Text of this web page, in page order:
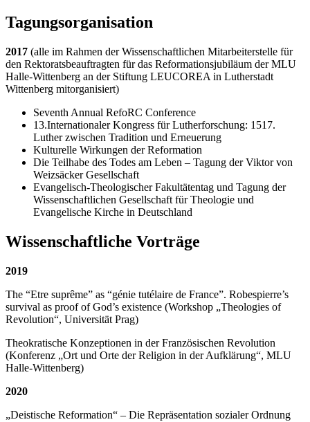
Tagungsorganisation
2017 (alle im Rahmen der Wissenschaftlichen Mitarbeiterstelle für
den Rektoratsbeauftragten für das Reformationsjubiläum der MLU
Halle-Wittenberg an der Stiftung LEUCOREA in Lutherstadt
Wittenberg mitorganisiert)
Seventh Annual RefoRC Conference
13.Internationaler Kongress für Lutherforschung: 1517.
Luther zwischen Tradition und Erneuerung
Kulturelle Wirkungen der Reformation
Die Teilhabe des Todes am Leben – Tagung der Viktor von
Weizsäcker Gesellschaft
Evangelisch-Theologischer Fakultätentag und Tagung der
Wissenschaftlichen Gesellschaft für Theologie und
Evangelische Kirche in Deutschland
Wissenschaftliche Vorträge
2019
The “Etre suprême” as “génie tutélaire de France”. Robespierre’s
survival as proof of God’s existence (Workshop „Theologies of
Revolution“, Universität Prag)
Theokratische Konzeptionen in der Französischen Revolution
(Konferenz „Ort und Orte der Religion in der Aufklärung“, MLU
Halle-Wittenberg)
2020
„Deistische Reformation“ – Die Repräsentation sozialer Ordnung